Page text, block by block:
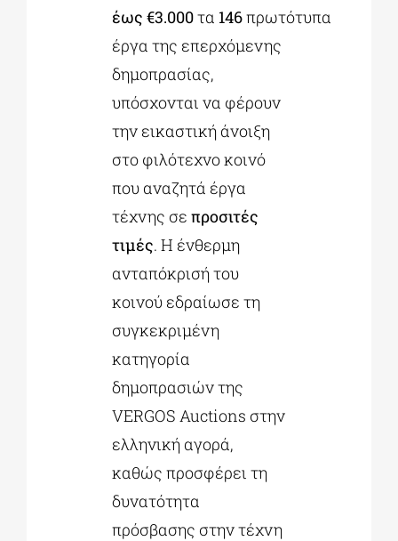
έως €3.000τα 146πρωτότυπα
έργα της επερχόμενης
δημοπρασίας,
υπόσχονται να φέρουν
την εικαστική άνοιξη
στο φιλότεχνο κοινό
που αναζητά έργα
τέχνης σε προσιτές
τιμές. Η ένθερμη
ανταπόκρισή του
κοινού εδραίωσε τη
συγκεκριμένη
κατηγορία
δημοπρασιών της
VERGOS Auctions στην
ελληνική αγορά,
καθώς προσφέρει τη
δυνατότητα
πρόσβασης στην τέχνη